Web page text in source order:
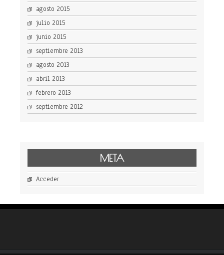
agosto 2015
julio 2015
junio 2015
septiembre 2013
agosto 2013
abril 2013
febrero 2013
septiembre 2012
META
Acceder